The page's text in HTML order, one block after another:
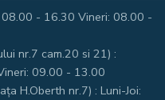
08.00 - 16.30 Vineri: 08.00 -
nr.7 cam.20 si 21) :
09.00 - 13.00
H.Oberth nr.7) : Luni-Joi: